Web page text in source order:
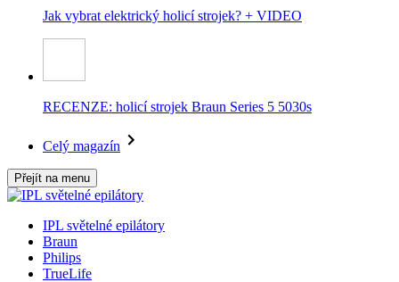
Jak vybrat elektrický holicí strojek? + VIDEO
RECENZE: holicí strojek Braun Series 5 5030s
Celý magazín
Přejít na menu
IPL světelné epilátory
Braun
Philips
TrueLife